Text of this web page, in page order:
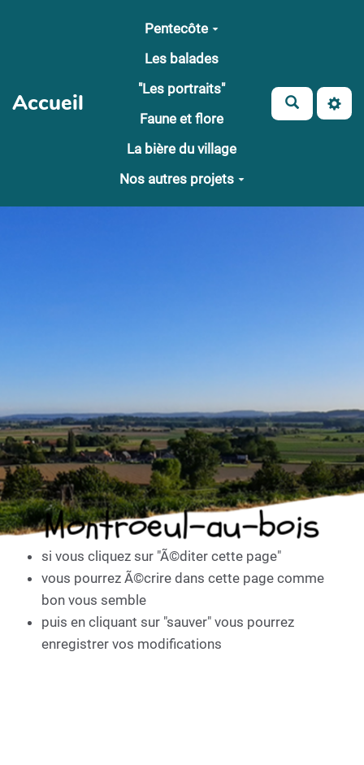
Aller au contenu principal
Accueil
Pentecôte
Les balades
"Les portraits"
Faune et flore
La bière du village
Nos autres projets
Montroeul-au-bois
si vous cliquez sur "Ã©diter cette page"
vous pourrez Ã©crire dans cette page comme
bon vous semble
puis en cliquant sur "sauver" vous pourrez
enregistrer vos modifications